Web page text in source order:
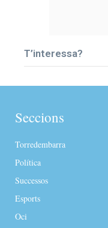
T’interessa?
Seccions
Torredembarra
Política
Successos
Esports
Oci